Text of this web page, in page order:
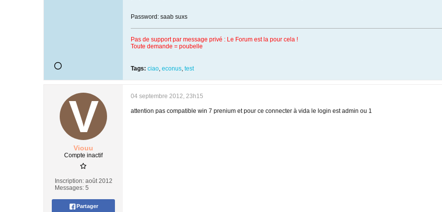
Password: saab suxs
Pas de support par message privé : Le Forum est la pour cela !
Toute demande = poubelle
Tags: ciao, econus, test
Viouu
Compte inactif
Inscription: août 2012
Messages: 5
Partager
04 septembre 2012, 23h15
attention pas compatible win 7 prenium et pour ce connecter à vida le login est admin ou 1